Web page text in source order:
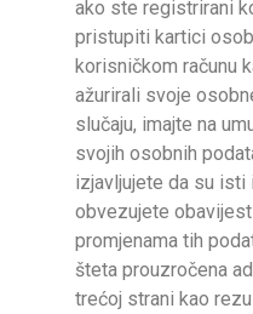
ako ste registrirani
pristupiti kartici
korisničkom računu
ažurirali svoje
slučaju, imajte na
svojih osobnih
izjavljujete da su
obvezujete
promjenama tih
šteta prouzročena
trećoj strani kao